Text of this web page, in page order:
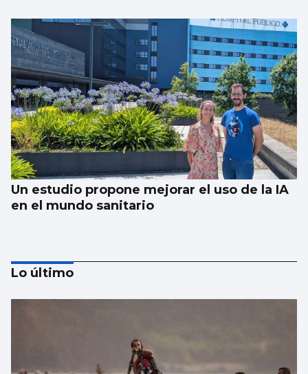
Un estudio propone mejorar el uso de la IA
en el mundo sanitario
Lo último